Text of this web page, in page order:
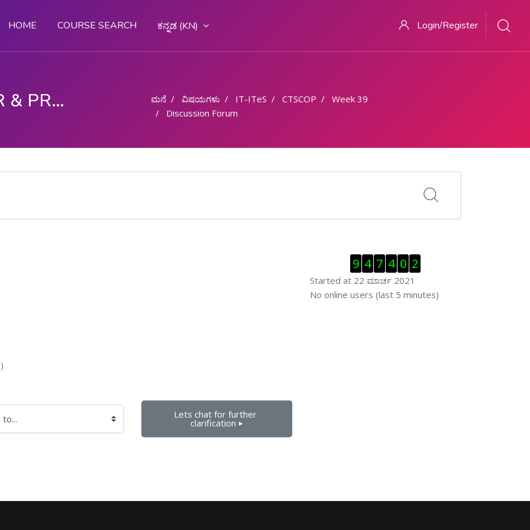
HOME COURSE SEARCH ಕನ್ನಡ ‎(KN)‎ Login/Register
COMPUTER OPERATOR & PROGRAMMING ASSISTANT (COPA) ಮನೆ ವಿಷಯಗಳು IT-ITeS CTSCOP
Week 39
Discussion Forum
Lets chat for further
clarification ▶︎
ಬದಲಿಸು Visitor Counter
9 4 7 4 0 2
Started at 22 ಮಾರ್ಚ 2021
ಬದಲಿಸು ನೇರಜಾಲದಲ್ಲಿರುವ ಬಳಕೆದಾರರು
No online users (last 5 minutes)